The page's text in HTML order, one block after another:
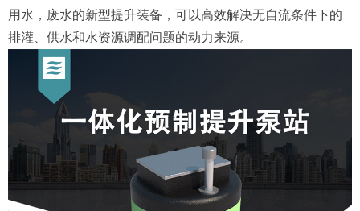
用水，废水的新型提升装备，可以高效解决无自流条件下的
排灌、供水和水资源调配问题的动力来源。